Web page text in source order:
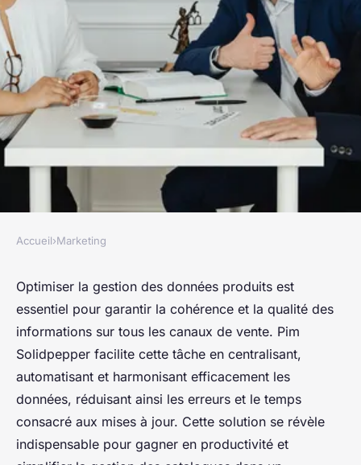
Optimisez la gestion des
données produits avec pim
solidpepper
Yasmine•5 octobre 2025•6 min de lecture
Accueil›Marketing
Optimiser la gestion des données produits est
essentiel pour garantir la cohérence et la qualité des
informations sur tous les canaux de vente. Pim
Solidpepper facilite cette tâche en centralisant,
automatisant et harmonisant efficacement les
données, réduisant ainsi les erreurs et le temps
consacré aux mises à jour. Cette solution se révèle
indispensable pour gagner en productivité et